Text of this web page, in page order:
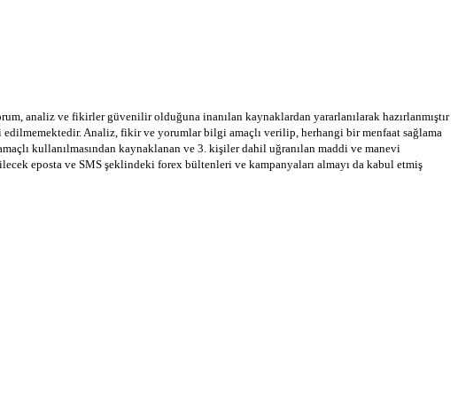
analiz ve fikirler güvenilir olduğuna inanılan kaynaklardan yararlanılarak hazırlanmıştır
Analiz, fikir ve yorumlar bilgi amaçlı verilip, herhangi bir menfaat sağlama
kullanılmasından kaynaklanan ve 3. kişiler dahil uğranılan maddi ve manevi
eposta ve SMS şeklindeki forex bültenleri ve kampanyaları almayı da kabul etmiş